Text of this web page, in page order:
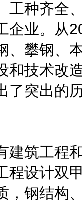
工种齐全
企业。从
、攀钢、
和技术改
了突出的
筑工程和
程设计双
，钢结构